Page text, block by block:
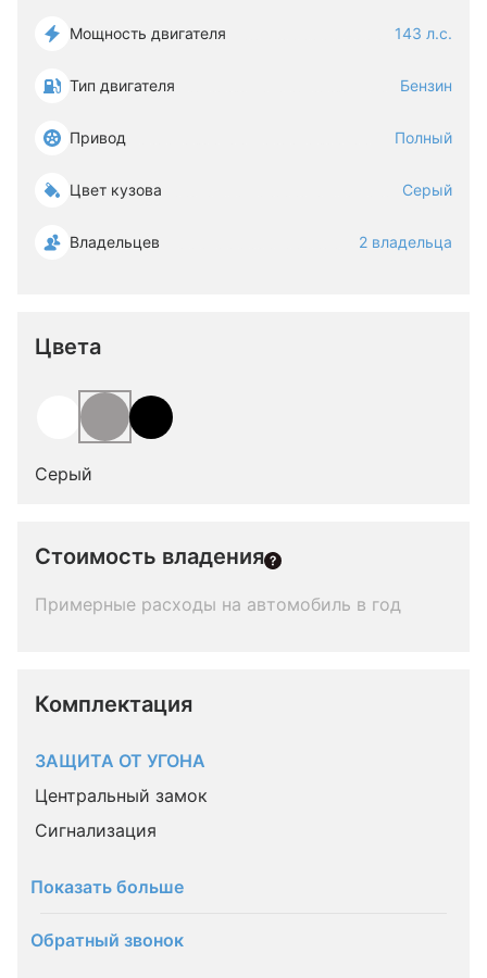
Мощность двигателя 143 л.с.
Тип двигателя Бензин
Привод Полный
Цвет кузова Серый
Владельцев 2 владельца
Цвета
Серый
Стоимость владения
Примерные расходы на автомобиль в год
Комплектация
ЗАЩИТА ОТ УГОНА
Центральный замок
Сигнализация
Показать больше
Обратный звонок